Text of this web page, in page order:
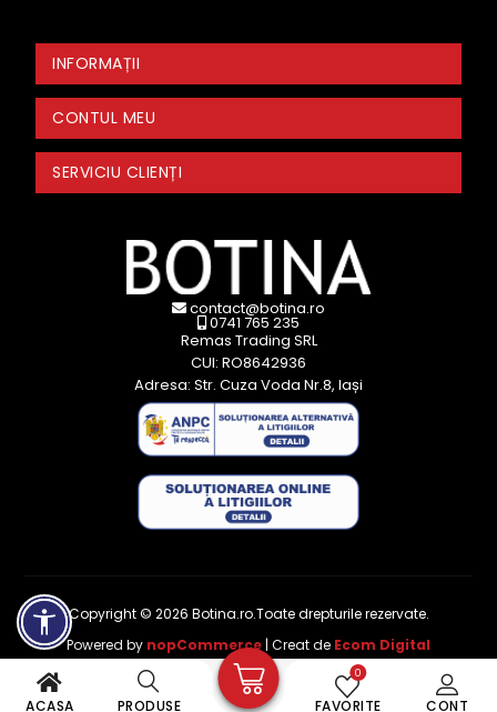
ACASA PRODUSE CONT
FAVORITE
0
INFORMAȚII
CONTUL MEU
SERVICIU CLIENȚI
contact@botina.ro
0741 765 235
Remas Trading SRL
CUI: RO8642936
Adresa: Str. Cuza Voda Nr.8, Iași
Copyright © 2026 Botina.ro.Toate drepturile rezervate.
Powered by nopCommerce | Creat de Ecom Digital